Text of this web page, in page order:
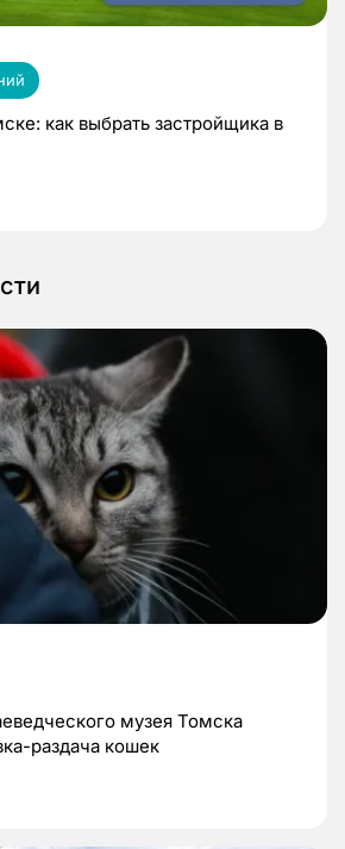
как выбрать застройщика в
музея Томска
раздача кошек